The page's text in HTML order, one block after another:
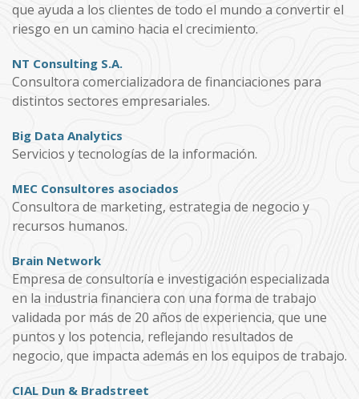
que ayuda a los clientes de todo el mundo a convertir el
riesgo en un camino hacia el crecimiento.
NT Consulting S.A.
Consultora comercializadora de financiaciones para
distintos sectores empresariales.
Big Data Analytics
Servicios y tecnologías de la información.
MEC Consultores asociados
Consultora de marketing, estrategia de negocio y
recursos humanos.
Brain Network
Empresa de consultoría e investigación especializada
en la industria financiera con una forma de trabajo
validada por más de 20 años de experiencia, que une
puntos y los potencia, reflejando resultados de
negocio, que impacta además en los equipos de trabajo.
CIAL Dun & Bradstreet